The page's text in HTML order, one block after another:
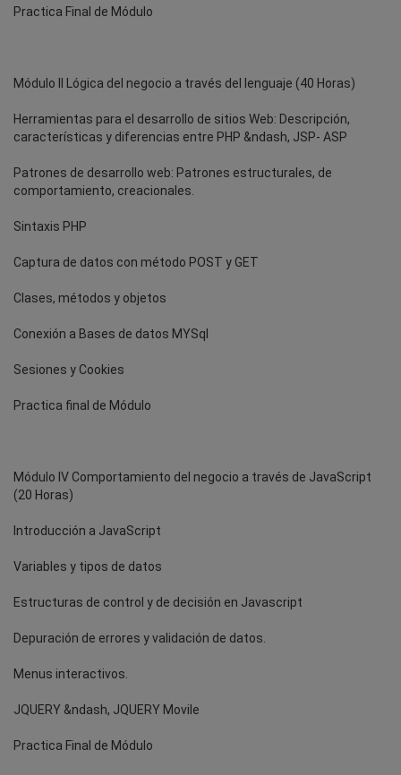
Practica Final de Módulo
Módulo II Lógica del negocio a través del lenguaje (40 Horas)
Herramientas para el desarrollo de sitios Web: Descripción,
características y diferencias entre PHP &ndash, JSP- ASP
Patrones de desarrollo web: Patrones estructurales, de
comportamiento, creacionales.
Sintaxis PHP
Captura de datos con método POST y GET
Clases, métodos y objetos
Conexión a Bases de datos MYSql
Sesiones y Cookies
Practica final de Módulo
Módulo IV Comportamiento del negocio a través de JavaScript
(20 Horas)
Introducción a JavaScript
Variables y tipos de datos
Estructuras de control y de decisión en Javascript
Depuración de errores y validación de datos.
Menus interactivos.
JQUERY &ndash, JQUERY Movile
Practica Final de Módulo